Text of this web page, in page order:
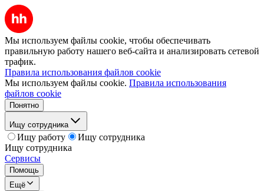
Мы используем файлы cookie, чтобы обеспечивать
правильную работу нашего веб-сайта и анализировать сетевой
трафик.
Правила использования файлов cookie
Мы используем файлы cookie. Правила использования
файлов cookie
Понятно
Ищу сотрудника
Ищу работу
Ищу сотрудника
Ищу сотрудника
Сервисы
Помощь
Ещё